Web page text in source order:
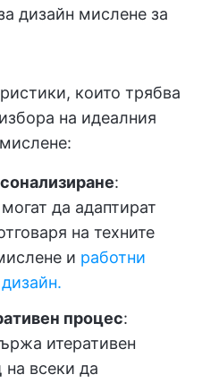
дизайн мислене за
които трябва
на идеалния
:
да адаптират
на техните
и работни
процес:
итеративен
всеки да